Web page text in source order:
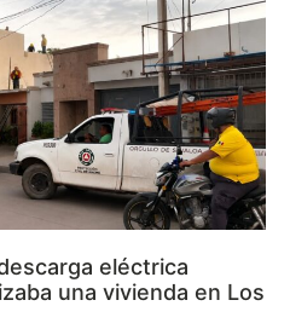
eléctrica
una vivienda en Los